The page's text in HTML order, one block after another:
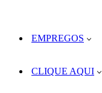
EMPREGOS
CLIQUE AQUI